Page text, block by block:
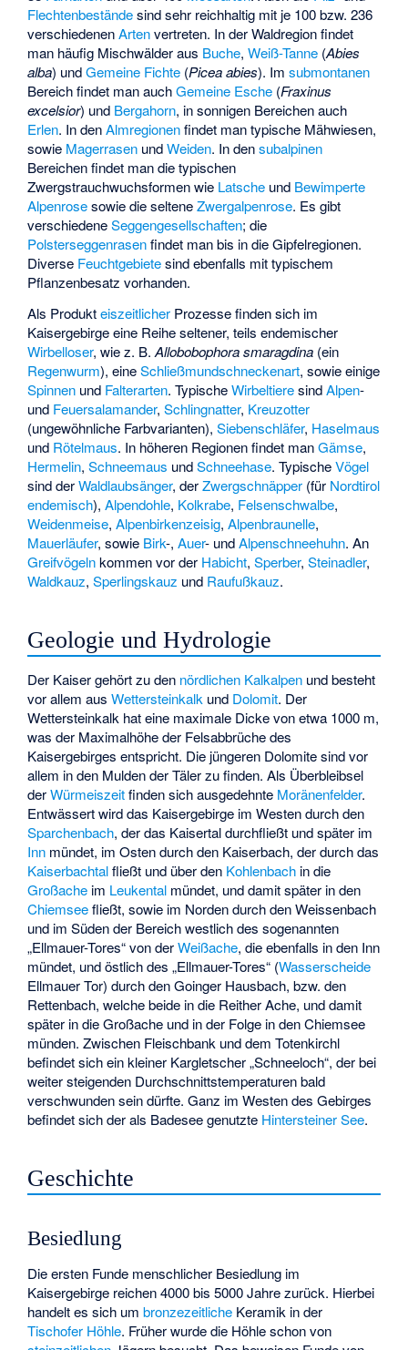
Flechtenbeständesind sehr reichhaltig mit je 100 bzw. 236
verschiedenenArtenvertreten. In der Waldregion findet
man häufig Mischwälder aus Buche,Weiß-Tanne (Abies
alba) undGemeine Fichte (Picea abies). Imsubmontanen
Bereich findet man auchGemeine Esche (Fraxinus
excelsior) und Bergahorn, in sonnigen Bereichen auch
Erlen. In denAlmregionenfindet man typische Mähwiesen,
sowie Magerrasen undWeiden. In densubalpinen
Bereichen findet man die typischen
Zwergstrauchwuchsformen wie Latsche und Bewimperte
Alpenrosesowie die selteneZwergalpenrose. Es gibt
verschiedeneSeggengesellschaften; die
Polsterseggenrasenfindet man bis in die Gipfelregionen.
Diverse Feuchtgebietesind ebenfalls mit typischem
Pflanzenbesatz vorhanden.
Als Produkteiszeitlicher Prozesse finden sich im
Kaisergebirge eine Reihe seltener, teils endemischer
Wirbelloser, wie z. B.Allobobophora smaragdina (ein
Regenwurm), eineSchließmundschneckenart, sowie einige
Spinnen und Falterarten. TypischeWirbeltieresindAlpen-
und Feuersalamander,Schlingnatter, Kreuzotter
(ungewöhnliche Farbvarianten),Siebenschläfer, Haselmaus
und Rötelmaus. In höheren Regionen findet manGämse,
Hermelin,Schneemaus undSchneehase. TypischeVögel
sind derWaldlaubsänger, derZwergschnäpper (für Nordtirol
endemisch),Alpendohle, Kolkrabe, Felsenschwalbe,
Weidenmeise,Alpenbirkenzeisig,Alpenbraunelle,
Mauerläufer, sowie Birk-,Auer- undAlpenschneehuhn. An
Greifvögelnkommen vor der Habicht,Sperber,Steinadler,
Waldkauz,Sperlingskauz und Raufußkauz.
Geologie und Hydrologie
Der Kaiser gehört zu den nördlichen Kalkalpen und besteht
vor allem ausWettersteinkalk und Dolomit. Der
Wettersteinkalk hat eine maximale Dicke von etwa 1000 m,
was der Maximalhöhe der Felsabbrüche des
Kaisergebirges entspricht. Die jüngeren Dolomite sind vor
allem in den Mulden der Täler zu finden. Als Überbleibsel
derWürmeiszeitfinden sich ausgedehnte Moränenfelder.
Entwässert wird das Kaisergebirge im Westen durch den
Sparchenbach, der das Kaisertal durchfließt und später im
Inn mündet, im Osten durch den Kaiserbach, der durch das
Kaiserbachtalfließt und über den Kohlenbach in die
Großache im Leukental mündet, und damit später in den
Chiemseefließt, sowie im Norden durch den Weissenbach
und im Süden der Bereich westlich des sogenannten
„Ellmauer-Tores“ von derWeißache, die ebenfalls in den Inn
mündet, und östlich des „Ellmauer-Tores“ (Wasserscheide
Ellmauer Tor) durch den Goinger Hausbach, bzw. den
Rettenbach, welche beide in die Reither Ache, und damit
später in die Großache und in der Folge in den Chiemsee
münden. Zwischen Fleischbank und dem Totenkirchl
befindet sich ein kleiner Kargletscher „Schneeloch“, der bei
weiter steigenden Durchschnittstemperaturen bald
verschwunden sein dürfte. Ganz im Westen des Gebirges
befindet sich der als Badesee genutzte Hintersteiner See.
Geschichte
Besiedlung
Die ersten Funde menschlicher Besiedlung im
Kaisergebirge reichen 4000 bis 5000 Jahre zurück. Hierbei
handelt es sich umbronzezeitliche Keramik in der
Tischofer Höhle. Früher wurde die Höhle schon von